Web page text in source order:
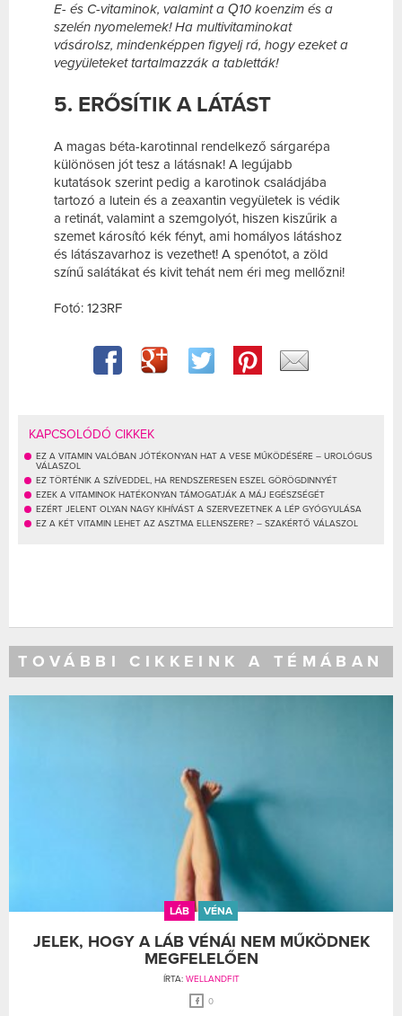
E- és C-vitaminok, valamint a Q10 koenzim és a
szelén nyomelemek! Ha multivitaminokat
vásárolsz, mindenképpen figyelj rá, hogy ezeket a
vegyületeket tartalmazzák a tabletták!
5. ERŐSÍTIK A LÁTÁST
A magas béta-karotinnal rendelkező sárgarépa
különösen jót tesz a látásnak! A legújabb
kutatások szerint pedig a karotinok családjába
tartozó a lutein és a zeaxantin vegyületek is védik
a retinát, valamint a szemgolyót, hiszen kiszűrik a
szemet károsító kék fényt, ami homályos látáshoz
és látászavarhoz is vezethet! A spenótot, a zöld
színű salátákat és kivit tehát nem éri meg mellőzni!
Fotó: 123RF
KAPCSOLÓDÓ CIKKEK
EZ A VITAMIN VALÓBAN JÓTÉKONYAN HAT A VESE MŰKÖDÉSÉRE – UROLÓGUS
VÁLASZOL
EZ TÖRTÉNIK A SZÍVEDDEL, HA RENDSZERESEN ESZEL GÖRÖGDINNYÉT
EZEK A VITAMINOK HATÉKONYAN TÁMOGATJÁK A MÁJ EGÉSZSÉGÉT
EZÉRT JELENT OLYAN NAGY KIHÍVÁST A SZERVEZETNEK A LÉP GYÓGYULÁSA
EZ A KÉT VITAMIN LEHET AZ ASZTMA ELLENSZERE? – SZAKÉRTŐ VÁLASZOL
TOVÁBBI CIKKEINK A TÉMÁBAN
LÁB VÉNA
JELEK, HOGY A LÁB VÉNÁI NEM MŰKÖDNEK
MEGFELELŐEN
ÍRTA: WELLANDFIT
0